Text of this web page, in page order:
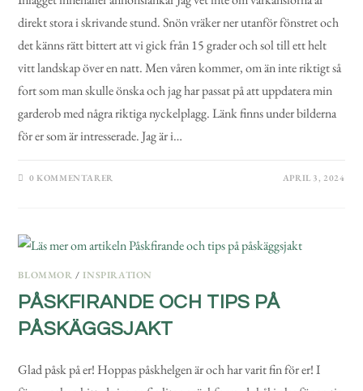
direkt stora i skrivande stund. Snön vräker ner utanför fönstret och
det känns rätt bittert att vi gick från 15 grader och sol till ett helt
vitt landskap över en natt. Men våren kommer, om än inte riktigt så
fort som man skulle önska och jag har passat på att uppdatera min
garderob med några riktiga nyckelplagg. Länk finns under bilderna
för er som är intresserade. Jag är i…
0 KOMMENTARER APRIL 3, 2024
BLOMMOR /INSPIRATION
PÅSKFIRANDE OCH TIPS PÅ
PÅSKÄGGSJAKT
Glad påsk på er! Hoppas påskhelgen är och har varit fin för er! I